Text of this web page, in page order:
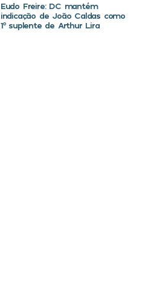
Eudo Freire: DC mantém
indicação de João Caldas como
1º suplente de Arthur Lira